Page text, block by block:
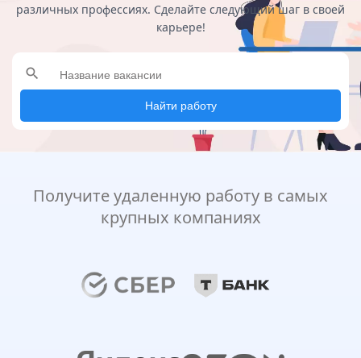
различных профессиях. Сделайте следующий шаг в своей
карьере!
search
Найти работу
Получите удаленную работу в самых
крупных компаниях